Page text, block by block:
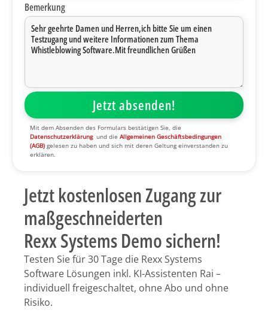
Jetzt kostenlosen Zugang zur
maßgeschneiderten
Rexx Systems Demo sichern!
Testen Sie für 30 Tage die Rexx Systems
Software Lösungen inkl. KI-Assistenten Rai –
individuell freigeschaltet, ohne Abo und ohne
Risiko.
Bemerkung
Mit dem Absenden des Formulars bestätigen Sie, die
Datenschutzerklärung und dieAllgemeinen Geschäftsbedingungen
(AGB)gelesen zu haben und sich mit deren Geltung einverstanden zu
erklären.